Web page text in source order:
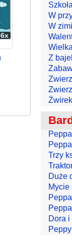
W
W
Z
Trzy
Duże
Mycie
Dora i